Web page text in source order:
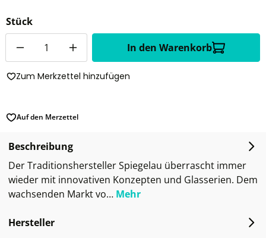
Stück
In den Warenkorb
Zum Merkzettel hinzufügen
Auf den Merzettel
Beschreibung
Der Traditionshersteller Spiegelau überrascht immer
wieder mit innovativen Konzepten und Glasserien. Dem
wachsenden Markt vo… Mehr
Hersteller